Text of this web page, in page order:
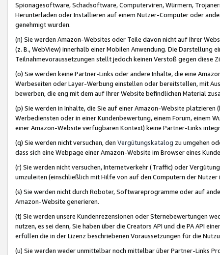
Spionagesoftware, Schadsoftware, Computerviren, Würmern,
Herunterladen oder Installieren auf einem Nutzer-Computer oder
genehmigt wurden.
(n) Sie werden Amazon-Websites oder Teile davon nicht auf Ihrer
(z. B., WebView) innerhalb einer Mobilen Anwendung. Die Darstellung
Teilnahmevoraussetzungen stellt jedoch keinen Verstoß gegen diese
(o) Sie werden keine Partner-Links oder andere Inhalte, die eine
Werbeseiten oder Layer-Werbung einstellen oder bereitstellen, mit
bewerben, die eng mit dem auf Ihrer Website befindlichen Material
(p) Sie werden in Inhalte, die Sie auf einer Amazon-Website
Werbediensten oder in einer Kundenbewertung, einem Forum, einem
einer Amazon-Website verfügbaren Kontext) keine Partner-Links
(q) Sie werden nicht versuchen, den Vergütungskatalog zu umgehen
dass sich eine Webpage einer Amazon-Website im Browser eines
(r) Sie werden nicht versuchen, Internetverkehr (Traffic) oder
umzuleiten (einschließlich mit Hilfe von auf den Computern der
(s) Sie werden nicht durch Roboter, Softwareprogramme oder auf
Amazon-Website generieren.
(t) Sie werden unsere Kundenrezensionen oder Sternebewertungen
nutzen, es sei denn, Sie haben über die Creators API und die PA API
erfüllen die in der Lizenz beschriebenen Voraussetzungen für die
(u) Sie werden weder unmittelbar noch mittelbar über Partner-Links